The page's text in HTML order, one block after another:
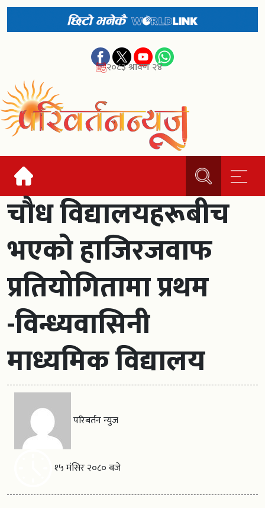
२०८३ श्रावण २४
चौध विद्यालयहरूबीच
भएको हाजिरजवाफ
प्रतियोगितामा प्रथम
-विन्ध्यवासिनी
माध्यमिक विद्यालय
परिबर्तन न्युज
१५ मंसिर २०८० बजे